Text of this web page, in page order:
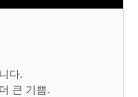
다.
큰 기쁨.